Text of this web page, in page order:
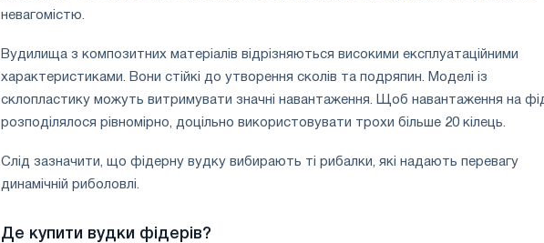
невагомістю.
Вудилища з композитних матеріалів відрізняються високими експлуатаційними
характеристиками. Вони стійкі до утворення сколів та подряпин. Моделі із
склопластику можуть витримувати значні навантаження. Щоб навантаження на
розподілялося рівномірно, доцільно використовувати трохи більше 20 кілець.
Слід зазначити, що фідерну вудку вибирають ті рибалки, які надають перевагу
динамічній риболовлі.
Де купити вудки фідерів?